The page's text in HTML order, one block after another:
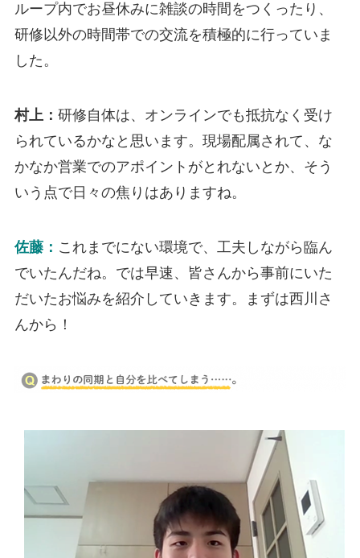
ループ内でお昼休みに雑談の時間をつくったり、
研修以外の時間帯での交流を積極的に行っていま
した。
村上： 研修自体は、オンラインでも抵抗なく受け
られているかなと思います。現場配属されて、な
かなか営業でのアポイントがとれないとか、そう
いう点で日々の焦りはありますね。
佐藤： これまでにない環境で、工夫しながら臨ん
でいたんだね。では早速、皆さんから事前にいた
だいたお悩みを紹介していきます。まずは西川さ
んから！